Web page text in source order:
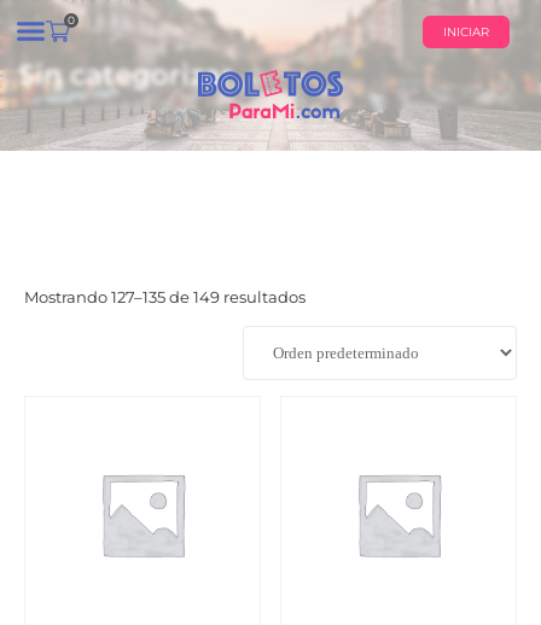
0
INICIAR
Sin categorizar
Mostrando 127–135 de 149 resultados